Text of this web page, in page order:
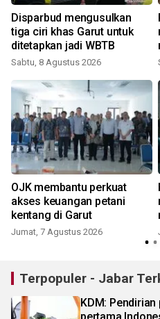
Disparbud mengusulkan
tiga ciri khas Garut untuk
ditetapkan jadi WBTB
Sabtu, 8 Agustus 2026
OJK membantu perkuat
akses keuangan petani
kentang di Garut
Jumat, 7 Agustus 2026
Terpopuler - Jabar
KDM: